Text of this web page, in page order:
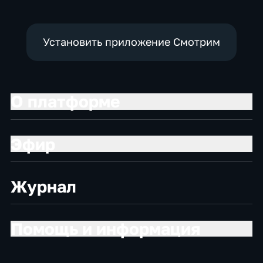
Установить приложение Смотрим
Журнал